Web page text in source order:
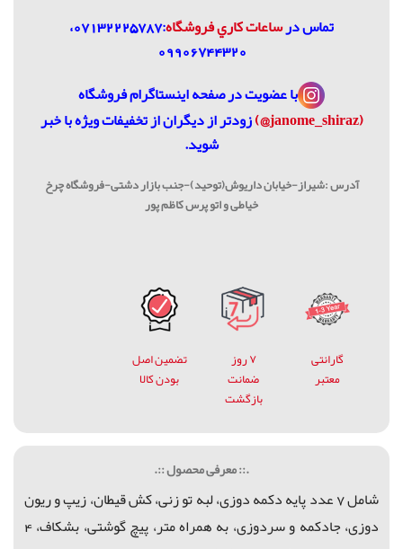
تماس درساعات كاري فروشگاه
:07132225787،
09906744320
با عضویت درصفحه اینستاگرام فروشگاه
(janome_shiraz@)
زودتر از دیگران از تخفیفات ویژه با خبر
شوید.
آدرس :شیراز-خیابان داریوش(توحید)-جنب بازار دشتی-فروشگاه چرخ
خیاطی و اتو پرس کاظم پور
گارانتی
معتبر
۷ روز
ضمانت
بازگشت
تضمین اصل
بودن کالا
.:: معرفی محصول ::.
شامل 7 عدد پایه دکمه دوزی، لبه تو زنی، کش قیطان، زیپ و ریون
دوزی، جادکمه و سردوزی، به همراه متر، پیچ گوشتی، بشکاف، 4